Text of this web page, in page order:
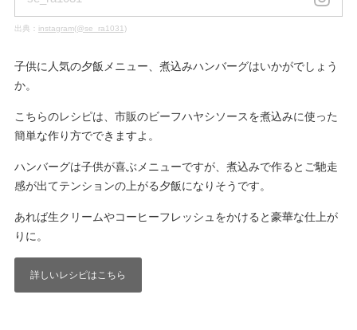
出典： instagram(@se_ra1031)
子供に人気の夕飯メニュー、煮込みハンバーグはいかがでしょう
か。
こちらのレシピは、市販のビーフハヤシソースを煮込みに使った
簡単な作り方でできますよ。
ハンバーグは子供が喜ぶメニューですが、煮込みで作るとご馳走
感が出てテンションの上がる夕飯になりそうです。
あれば生クリームやコーヒーフレッシュをかけると豪華な仕上が
りに。
詳しいレシピはこちら